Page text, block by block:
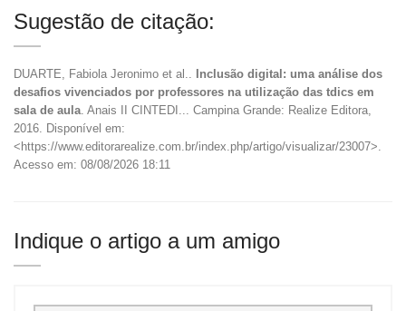
Sugestão de citação:
DUARTE, Fabiola Jeronimo et al..
Inclusão digital: uma análise dos
desafios vivenciados por professores na utilização das tdics em
sala de aula . Anais II CINTEDI... Campina Grande: Realize Editora,
2016. Disponível em:
<https://www.editorarealize.com.br/index.php/artigo/visualizar/23007>.
Acesso em: 08/08/2026 18:11
Indique o artigo a um amigo